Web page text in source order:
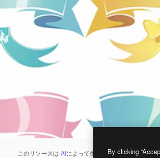
このリソースは AIによって生成されたものです。 AI
By clicking